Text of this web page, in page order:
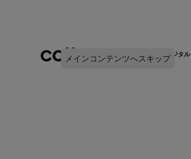
メインコンテンツへスキップ
ネットワークインフラ デジタル